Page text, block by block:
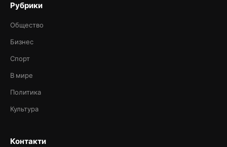
Рубрики
Общество
Бизнес
Спорт
В мире
Политика
Культура
Контакти